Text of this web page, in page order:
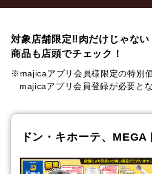
対象店舗限定‼肉だけじゃない
商品も 店頭でチェック！
※majicaアプリ会員様限定の特別
majicaアプリ会員登録が必要とな
ドン・キホーテ、